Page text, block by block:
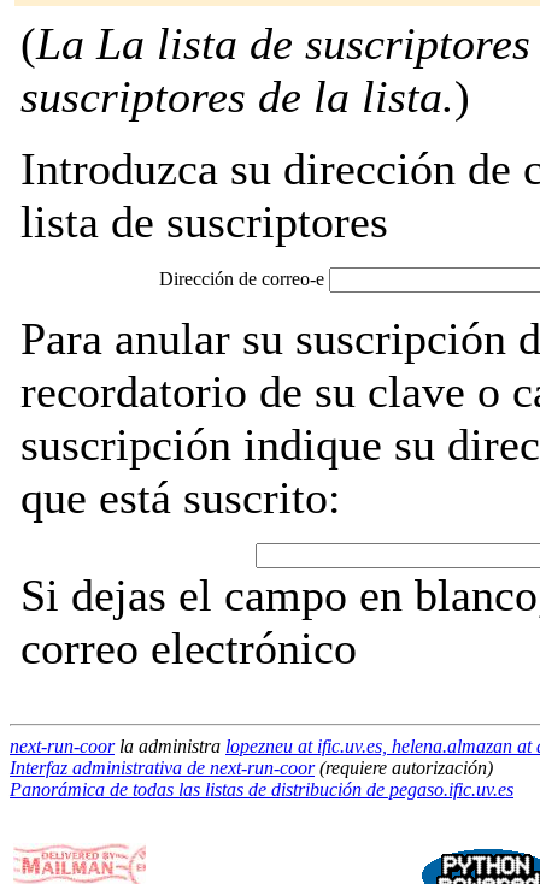
(La La lista de
suscriptores de la lista.)
Introduzca su dirección de
lista de suscriptores
Dirección de correo-e
Para anular su suscripción
recordatorio de su clave o
suscripción indique su
que está suscrito:
Si dejas el campo en
correo electrónico
next-run-coorla administra lopezneu at ific.uv.es, helena.almazan
Interfaz administrativa de next-run-coor(requiere autorización)
Panorámica de todas las listas de distribución de pegaso.ific.uv.es